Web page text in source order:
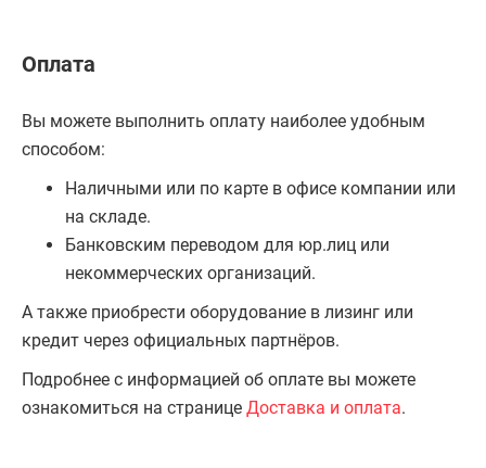
Оплата
Вы можете выполнить оплату наиболее удобным
способом:
Наличными или по карте в офисе компании или
на складе.
Банковским переводом для юр.лиц или
некоммерческих организаций.
А также приобрести оборудование в лизинг или
кредит через официальных партнёров.
Подробнее с информацией об оплате вы можете
ознакомиться на странице Доставка и оплата.